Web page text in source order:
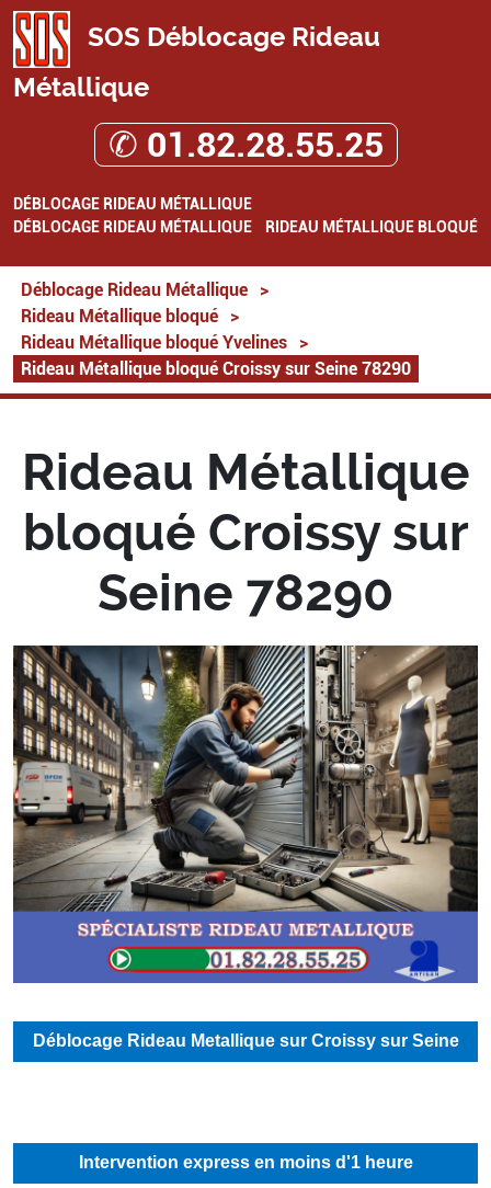
SOS Déblocage Rideau
Métallique
✆ 01.82.28.55.25
DÉBLOCAGE RIDEAU MÉTALLIQUE
DÉBLOCAGE RIDEAU MÉTALLIQUE
RIDEAU MÉTALLIQUE BLOQUÉ
Déblocage Rideau Métallique
>
Rideau Métallique bloqué
>
Rideau Métallique bloqué Yvelines
>
Rideau Métallique bloqué Croissy sur Seine 78290
Rideau Métallique
bloqué Croissy sur
Seine 78290
Déblocage Rideau Metallique sur Croissy sur Seine
Intervention express en moins d'1 heure